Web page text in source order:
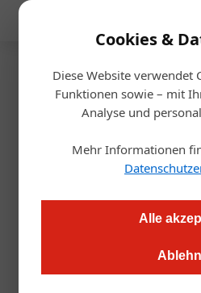
Cookies &
Diese Website verwendet
Funktionen sowie – mit
Analyse und
Mehr Informationen
Alle
Startseite/
Champagnerbar „Dosage“ in der
festen Vorsatz, das französische